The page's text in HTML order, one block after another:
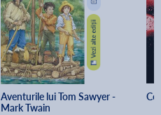
Aventurile lui Tom Sawyer -
Mark Twain